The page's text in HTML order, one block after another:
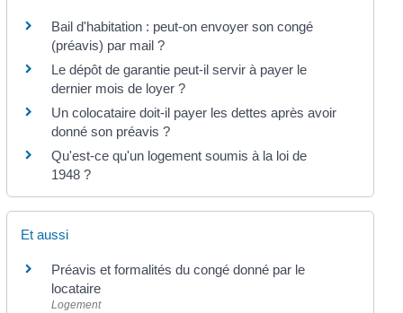
Bail d'habitation : peut-on envoyer son congé
(préavis) par mail ?
Le dépôt de garantie peut-il servir à payer le
dernier mois de loyer ?
Un colocataire doit-il payer les dettes après avoir
donné son préavis ?
Qu'est-ce qu'un logement soumis à la loi de
1948 ?
Et aussi
Préavis et formalités du congé donné par le
locataire
Logement